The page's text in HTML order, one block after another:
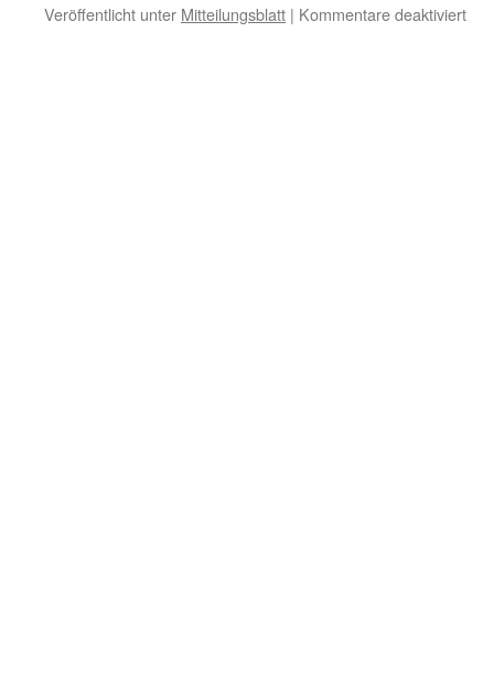
Veröffentlicht unter Mitteilungsblatt | Kommentare deaktiviertfür